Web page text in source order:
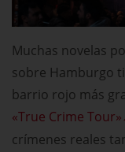
Muchas novelas
sobre Hamburgo
barrio rojo más
«True Crime Tour»
crímenes reales